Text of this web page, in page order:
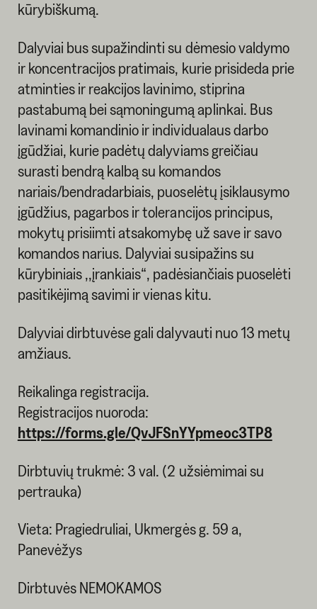
kūrybiškumą.
Dalyviai bus supažindinti su dėmesio valdymo
ir koncentracijos pratimais, kurie prisideda prie
atminties ir reakcijos lavinimo, stiprina
pastabumą bei sąmoningumą aplinkai. Bus
lavinami komandinio ir individualaus darbo
įgūdžiai, kurie padėtų dalyviams greičiau
surasti bendrą kalbą su komandos
nariais/bendradarbiais, puoselėtų įsiklausymo
įgūdžius, pagarbos ir tolerancijos principus,
mokytų prisiimti atsakomybę už save ir savo
komandos narius. Dalyviai susipažins su
kūrybiniais ,,įrankiais“, padėsiančiais puoselėti
pasitikėjimą savimi ir vienas kitu.
Dalyviai dirbtuvėse gali dalyvauti nuo 13 metų
amžiaus.
Reikalinga registracija.
Registracijos nuoroda:
https://forms.gle/QvJFSnYYpmeoc3TP8
Dirbtuvių trukmė: 3 val. (2 užsiėmimai su
pertrauka)
Vieta: Pragiedruliai, Ukmergės g. 59 a,
Panevėžys
Dirbtuvės NEMOKAMOS